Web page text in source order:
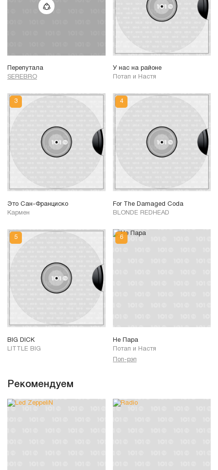
Перепутала
SEREBRO
У нас на районе
Потап и Настя
Это Сан-Франциско
Кармен
For The Damaged Coda
BLONDE REDHEAD
BIG DICK
LITTLE BIG
Не Пара
Потап и Настя
Поп-рэп
Рекомендуем